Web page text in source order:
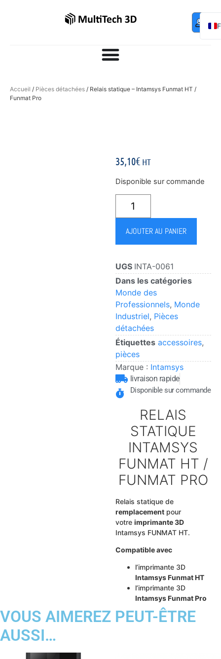
0,00 €
Accueil / Pièces détachées / Relais statique – Intamsys Funmat HT /
Funmat Pro
35,10€ HT
Disponible sur commande
AJOUTER AU PANIER
UGS INTA-0061
Dans les catégories
Monde des
Professionnels, Monde
Industriel, Pièces
détachées
Étiquettes accessoires,
pièces
Marque : Intamsys
livraison rapide
Disponible sur commande
RELAIS
STATIQUE
INTAMSYS
FUNMAT HT /
FUNMAT PRO
Relais statique de
remplacementpour
votre imprimante 3D
Intamsys FUNMAT HT.
Compatible avec
l’imprimante 3D
Intamsys Funmat HT
l’imprimante 3D
Intamsys Funmat Pro
VOUS AIMEREZ PEUT-ÊTRE
AUSSI…